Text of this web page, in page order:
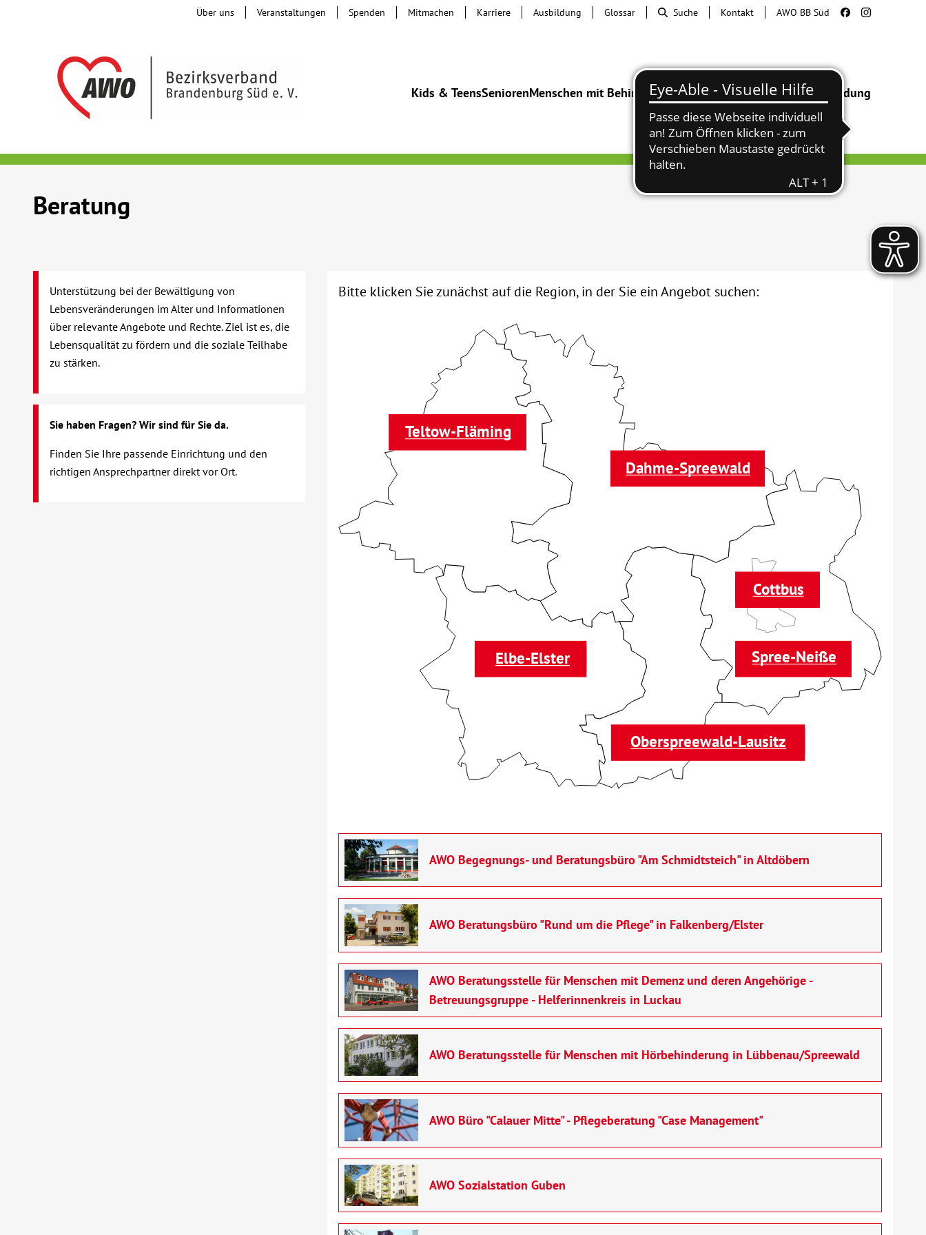
Kids & TeensSeniorenMenschen mit BehinderungBeratung & HilfeBegegnung Bildung
Über uns Veranstaltungen Spenden Mitmachen Karriere Ausbildung Glossar Suche Kontakt AWO BB Süd
Beratung
Bitte klicken Sie zunächst auf die Region, in der Sie ein Angebot suchen:
Oberspreewald-Lausitz
Spree-Neiße
Cottbus
Elbe-Elster
Dahme-Spreewald
Teltow-Fläming
AWO Begegnungs- und Beratungsbüro "Am Schmidtsteich" in Altdöbern
AWO Beratungsbüro "Rund um die Pflege" in Falkenberg/Elster
AWO Beratungsstelle für Menschen mit Demenz und deren Angehörige -
Betreuungsgruppe - Helferinnenkreis in Luckau
AWO Beratungsstelle für Menschen mit Hörbehinderung in Lübbenau/Spreewald
AWO Büro "Calauer Mitte" - Pflegeberatung "Case Management"
AWO Sozialstation Guben
Unterstützung bei der Bewältigung von
Lebensveränderungen im Alter und Informationen
über relevante Angebote und Rechte. Ziel ist es, die
Lebensqualität zu fördern und die soziale Teilhabe
zu stärken.
Sie haben Fragen? Wir sind für Sie da.
Finden Sie Ihre passende Einrichtung und den
richtigen Ansprechpartner direkt vor Ort.